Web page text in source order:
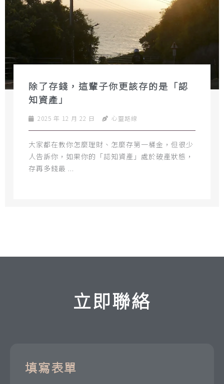
除了存錢，這輩子你更該存的是「認
知資產」
2025 年 12 月 22 日 心靈路線
​大家都在教你怎麼理財、怎麼存第一桶金，但很少
人告訴你，如果你的「認知資產」處於破產狀態，
存再多錢最 ...
立即聯絡
填寫表單